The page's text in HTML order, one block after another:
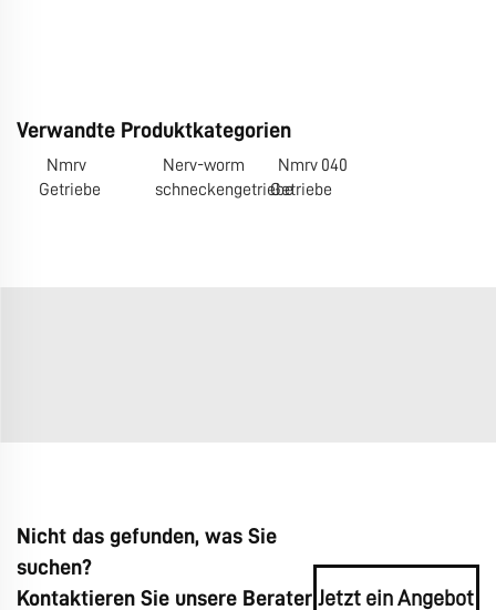
Verwandte Produktkategorien
Nmrv
Getriebe
Nerv-worm
schneckengetriebe
Nmrv 040
Getriebe
Nicht das gefunden, was Sie
suchen?
Kontaktieren Sie unsere Berater Jetzt ein Angebot